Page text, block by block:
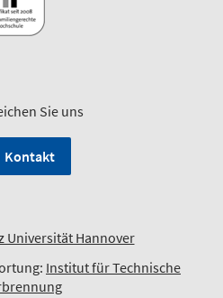
Sie uns
Kontakt
Universität Hannover
Institut für Technische